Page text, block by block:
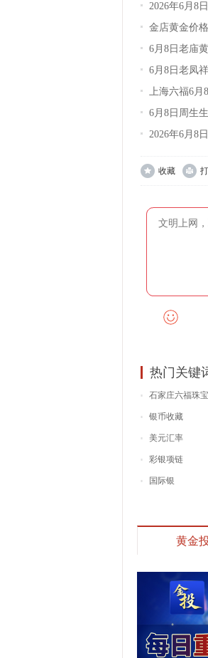
2026年6月8
金店黄金价
6月8日老庙
6月8日老凤
上海六福6月
6月8日周生
2026年6月8
收藏
热门关键
石家庄六福珠宝
银币收藏
美元汇率
彩银项链
国际银
黄金